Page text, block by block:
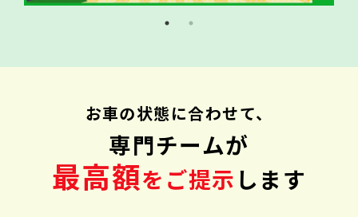
お車の状態に合わせて、
専門チームが
最高額をご提示 します